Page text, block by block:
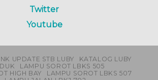
Twitter
Youtube
UPDATE STB LUBY
KATALOG LUBY
LAMPU SOROT LBKS 505
HIGH BAY
LAMPU SOROT LBKS 507